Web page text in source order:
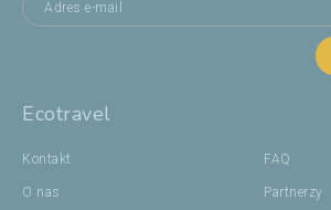
Ecotravel
Kontakt
O nas
FAQ
Partnerzy